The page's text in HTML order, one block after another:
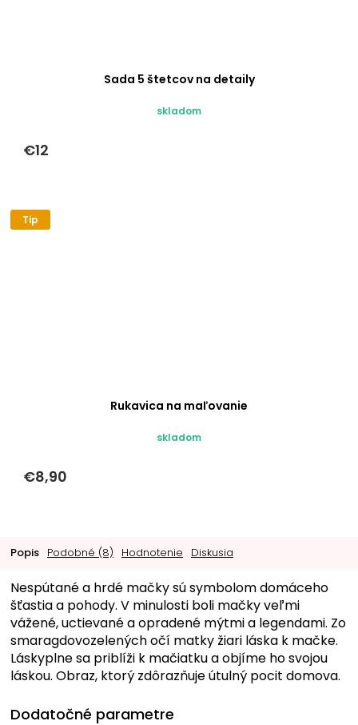
Sada 5 štetcov na detaily
skladom
€12
Tip
Rukavica na maľovanie
skladom
€8,90
Popis Podobné (8) Hodnotenie Diskusia
Nespútané a hrdé mačky sú symbolom domáceho
šťastia a pohody. V minulosti boli mačky veľmi
vážené, uctievané a opradené mýtmi a legendami. Zo
smaragdovozelených očí matky žiari láska k mačke.
Láskyplne sa priblíži k mačiatku a objíme ho svojou
láskou. Obraz, ktorý zdôrazňuje útulný pocit domova.
Dodatočné parametre